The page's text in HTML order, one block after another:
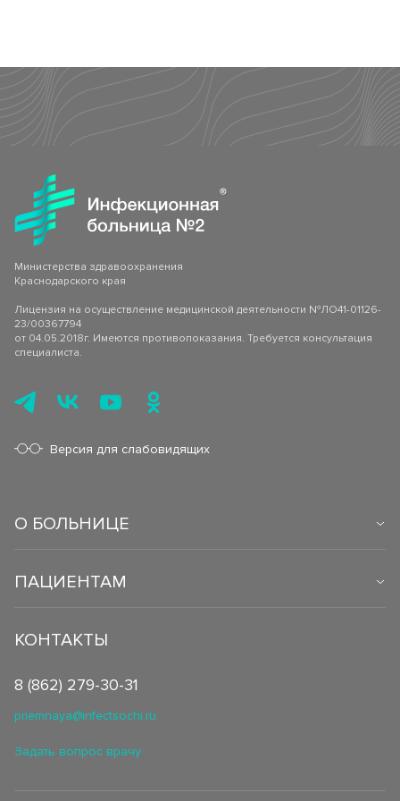
Министерства здравоохранения
Краснодарского края
Лицензия на осуществление медицинской деятельности №ЛО41-01126-
23/00367794
от 04.05.2018г. Имеются противопоказания. Требуется консультация
специалиста.
Версия для слабовидящих
О БОЛЬНИЦЕ
ПАЦИЕНТАМ
КОНТАКТЫ
8 (862) 279-30-31
priemnaya@infectsochi.ru
Задать вопрос врачу